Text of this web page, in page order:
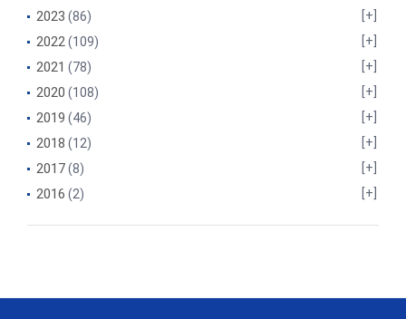
2023 (86)
2022(109)
2021 (78)
2020 (108)
2019 (46)
2018 (12)
2017(8)
2016 (2)